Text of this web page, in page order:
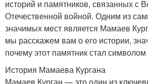
историй и памятников, связанных с
Отечественной войной. Одним из
значимых мест является Мамаев
мы расскажем вам о его истории,
почему этот памятник стал символом
История Мамаева Кургана